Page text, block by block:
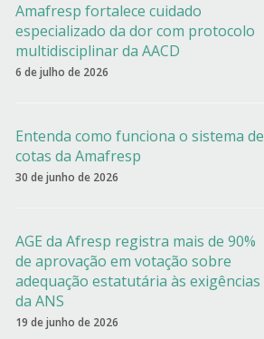
Amafresp fortalece cuidado
especializado da dor com protocolo
multidisciplinar da AACD
6 de julho de 2026
Entenda como funciona o sistema de
cotas da Amafresp
30 de junho de 2026
AGE da Afresp registra mais de 90%
de aprovação em votação sobre
adequação estatutária às exigências
da ANS
19 de junho de 2026